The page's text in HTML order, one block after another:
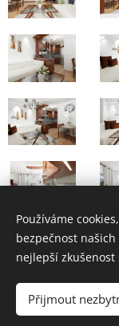
Všechna
Používáme
bezpečnost
nejlepší
Přijmout